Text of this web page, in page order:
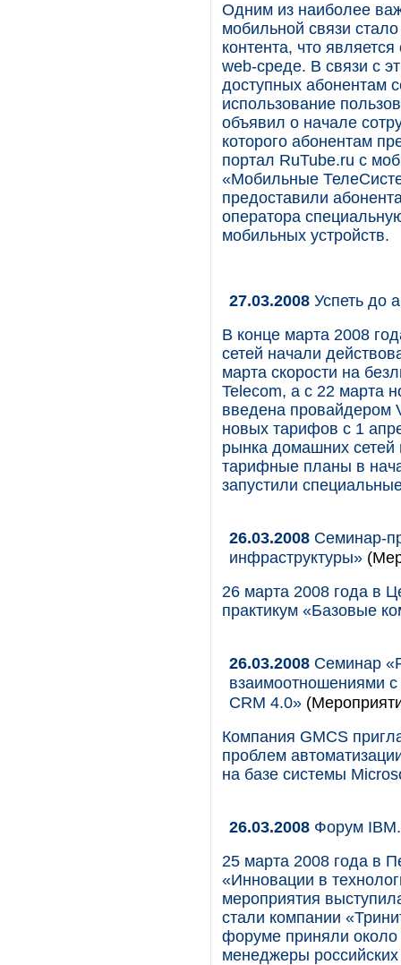
Одним из наиболее
мобильной связи
контента, что
web-среде. В связи с
доступных абонентам
использование
объявил о начале
которого абонентам
портал RuTube.ru с
«Мобильные
предоставили
оператора
мобильных устройств.
27.03.2008 Успеть до
В конце марта 2008
сетей начали
марта скорости на
Telecom, а с 22 марта
введена провайдером
новых тарифов с 1
рынка домашних
тарифные планы в
запустили
26.03.2008 Семинар-
инфраструктуры»
26 марта 2008 года в
практикум «Базовые
26.03.2008 Семинар
взаимоотношениями
CRM 4.0»
Компания GMCS
проблем
на базе системы
26.03.2008 Форум
25 марта 2008 года в
«Инновации в
мероприятия
стали компании
форуме приняли около
менеджеры